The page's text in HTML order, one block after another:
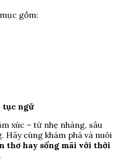
gồm:
tục ngữ
xúc – từ nhẹ nhàng, sâu
Hãy cùng khám phá và nuôi
thơ hay sống mãi với thời